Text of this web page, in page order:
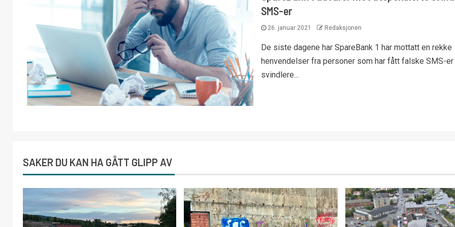
SMS-er
26. januar 2021 Redaksjonen
De siste dagene har SpareBank 1 har mottatt en rekke
henvendelser fra personer som har fått falske SMS-er
svindlere...
SAKER DU KAN HA GÅTT GLIPP AV